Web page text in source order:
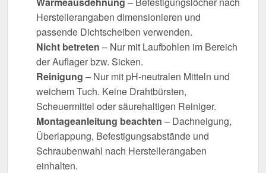
Herstellerangaben dimensionieren und
passende Dichtscheiben verwenden.
Nicht betreten – Nur mit Laufbohlen im Bereich
der Auflager bzw. Sicken.
Reinigung – Nur mit pH-neutralen Mitteln und
weichem Tuch. Keine Drahtbürsten,
Scheuermittel oder säurehaltigen Reiniger.
Montageanleitung beachten – Dachneigung,
Überlappung, Befestigungsabstände und
Schraubenwahl nach Herstellerangaben
einhalten.